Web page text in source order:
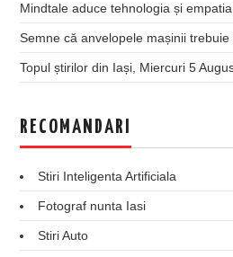
Mindtale aduce tehnologia și
Semne că anvelopele mașinii
Topul știrilor din Iași, Miercuri 5
RECOMANDARI
Stiri Inteligenta Artificiala
Fotograf nunta Iasi
Stiri Auto